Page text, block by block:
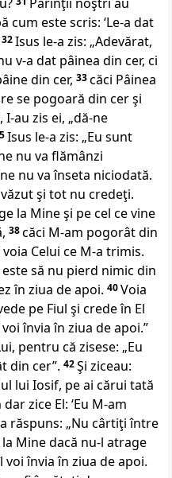
cum este scris: ‘Le-a dat
32Isus le-a zis: „Adevărat,
v-a dat pâinea din cer, ci
din cer, 33căci Pâinea
se pogoară din cer şi
I-au zis ei, „dă-ne
Isus le-a zis: „Eu sunt
nu va flămânzi
nu va înseta niciodată.
şi tot nu credeţi.
la Mine şi pecel ce vine
38căci M-am pogorât din
voia Celui ce M-a trimis.
să nu pierd nimic din
în ziua de apoi. 40Voia
pe Fiul şi crede în El
învia în ziua de apoi.”
pentru că zisese: „Eu
din cer”. 42Şi ziceau:
lui Iosif, pe ai cărui tată
zice El: ‘Eu M-am
răspuns: „Nu cârtiţi între
Mine dacă nu-l atrage
voi învia în ziua de apoi.